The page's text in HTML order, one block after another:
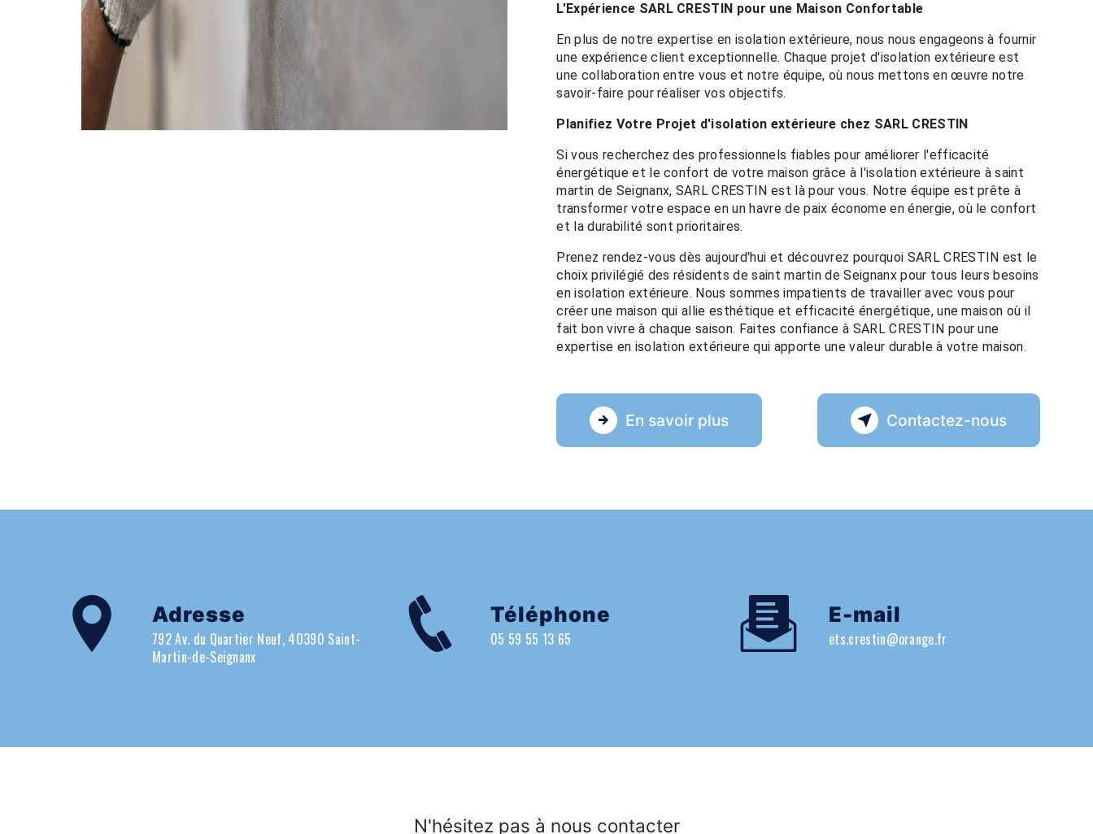
L'Expérience SARL CRESTIN pour une Maison Confortable
En plus de notre expertise en isolation extérieure, nous nous engageons à fournir
une expérience client exceptionnelle. Chaque projet d'isolation extérieure est
une collaboration entre vous et notre équipe, où nous mettons en œuvre notre
savoir-faire pour réaliser vos objectifs.
Planifiez Votre Projet d'isolation extérieure chez SARL CRESTIN
Si vous recherchez des professionnels fiables pour améliorer l'efficacité
énergétique et le confort de votre maison grâce à l'isolation extérieure à saint
martin de Seignanx, SARL CRESTIN est là pour vous. Notre équipe est prête à
transformer votre espace en un havre de paix économe en énergie, où le confort
et la durabilité sont prioritaires.
Prenez rendez-vous dès aujourd'hui et découvrez pourquoi SARL CRESTIN est le
choix privilégié des résidents de saint martin de Seignanx pour tous leurs besoins
en isolation extérieure. Nous sommes impatients de travailler avec vous pour
créer une maison qui allie esthétique et efficacité énergétique, une maison où il
fait bon vivre à chaque saison. Faites confiance à SARL CRESTIN pour une
expertise en isolation extérieure qui apporte une valeur durable à votre maison.
En savoir plus Contactez-nous
Adresse
792 Av. du Quartier Neuf, 40390 Saint-
Martin-de-Seignanx
Téléphone
05 59 55 13 65
E-mail
ets.crestin@orange.fr
N'hésitez pas à nous contacter